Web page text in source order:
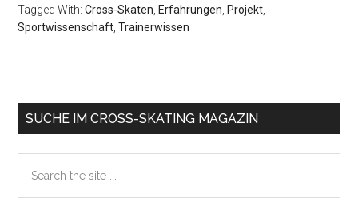
Tagged With:Cross-Skaten, Erfahrungen, Projekt,
Sportwissenschaft,Trainerwissen
Primary
SUCHE IM CROSS-SKATING MAGAZIN
the